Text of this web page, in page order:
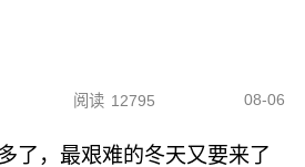
阅读 12795 08-06
了，最艰难的冬天又要来了